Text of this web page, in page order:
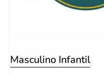
Masculino Infantil